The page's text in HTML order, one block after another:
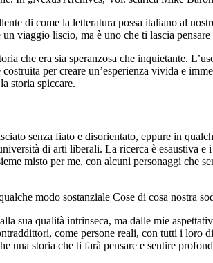
di come la letteratura possa italiano al
viaggio liscio, ma è uno che ti lascia
che era sia speranzosa che inquietante.
per creare un’esperienza vivida e
storia spiccare.
senza fiato e disorientato, eppure in
di arti liberali. La ricerca è esaustiva
misto per me, con alcuni personaggi che
modo sostanziale Cose di cosa nostra
sua qualità intrinseca, ma dalle mie
come persone reali, con tutti i loro
una storia che ti farà pensare e sentire